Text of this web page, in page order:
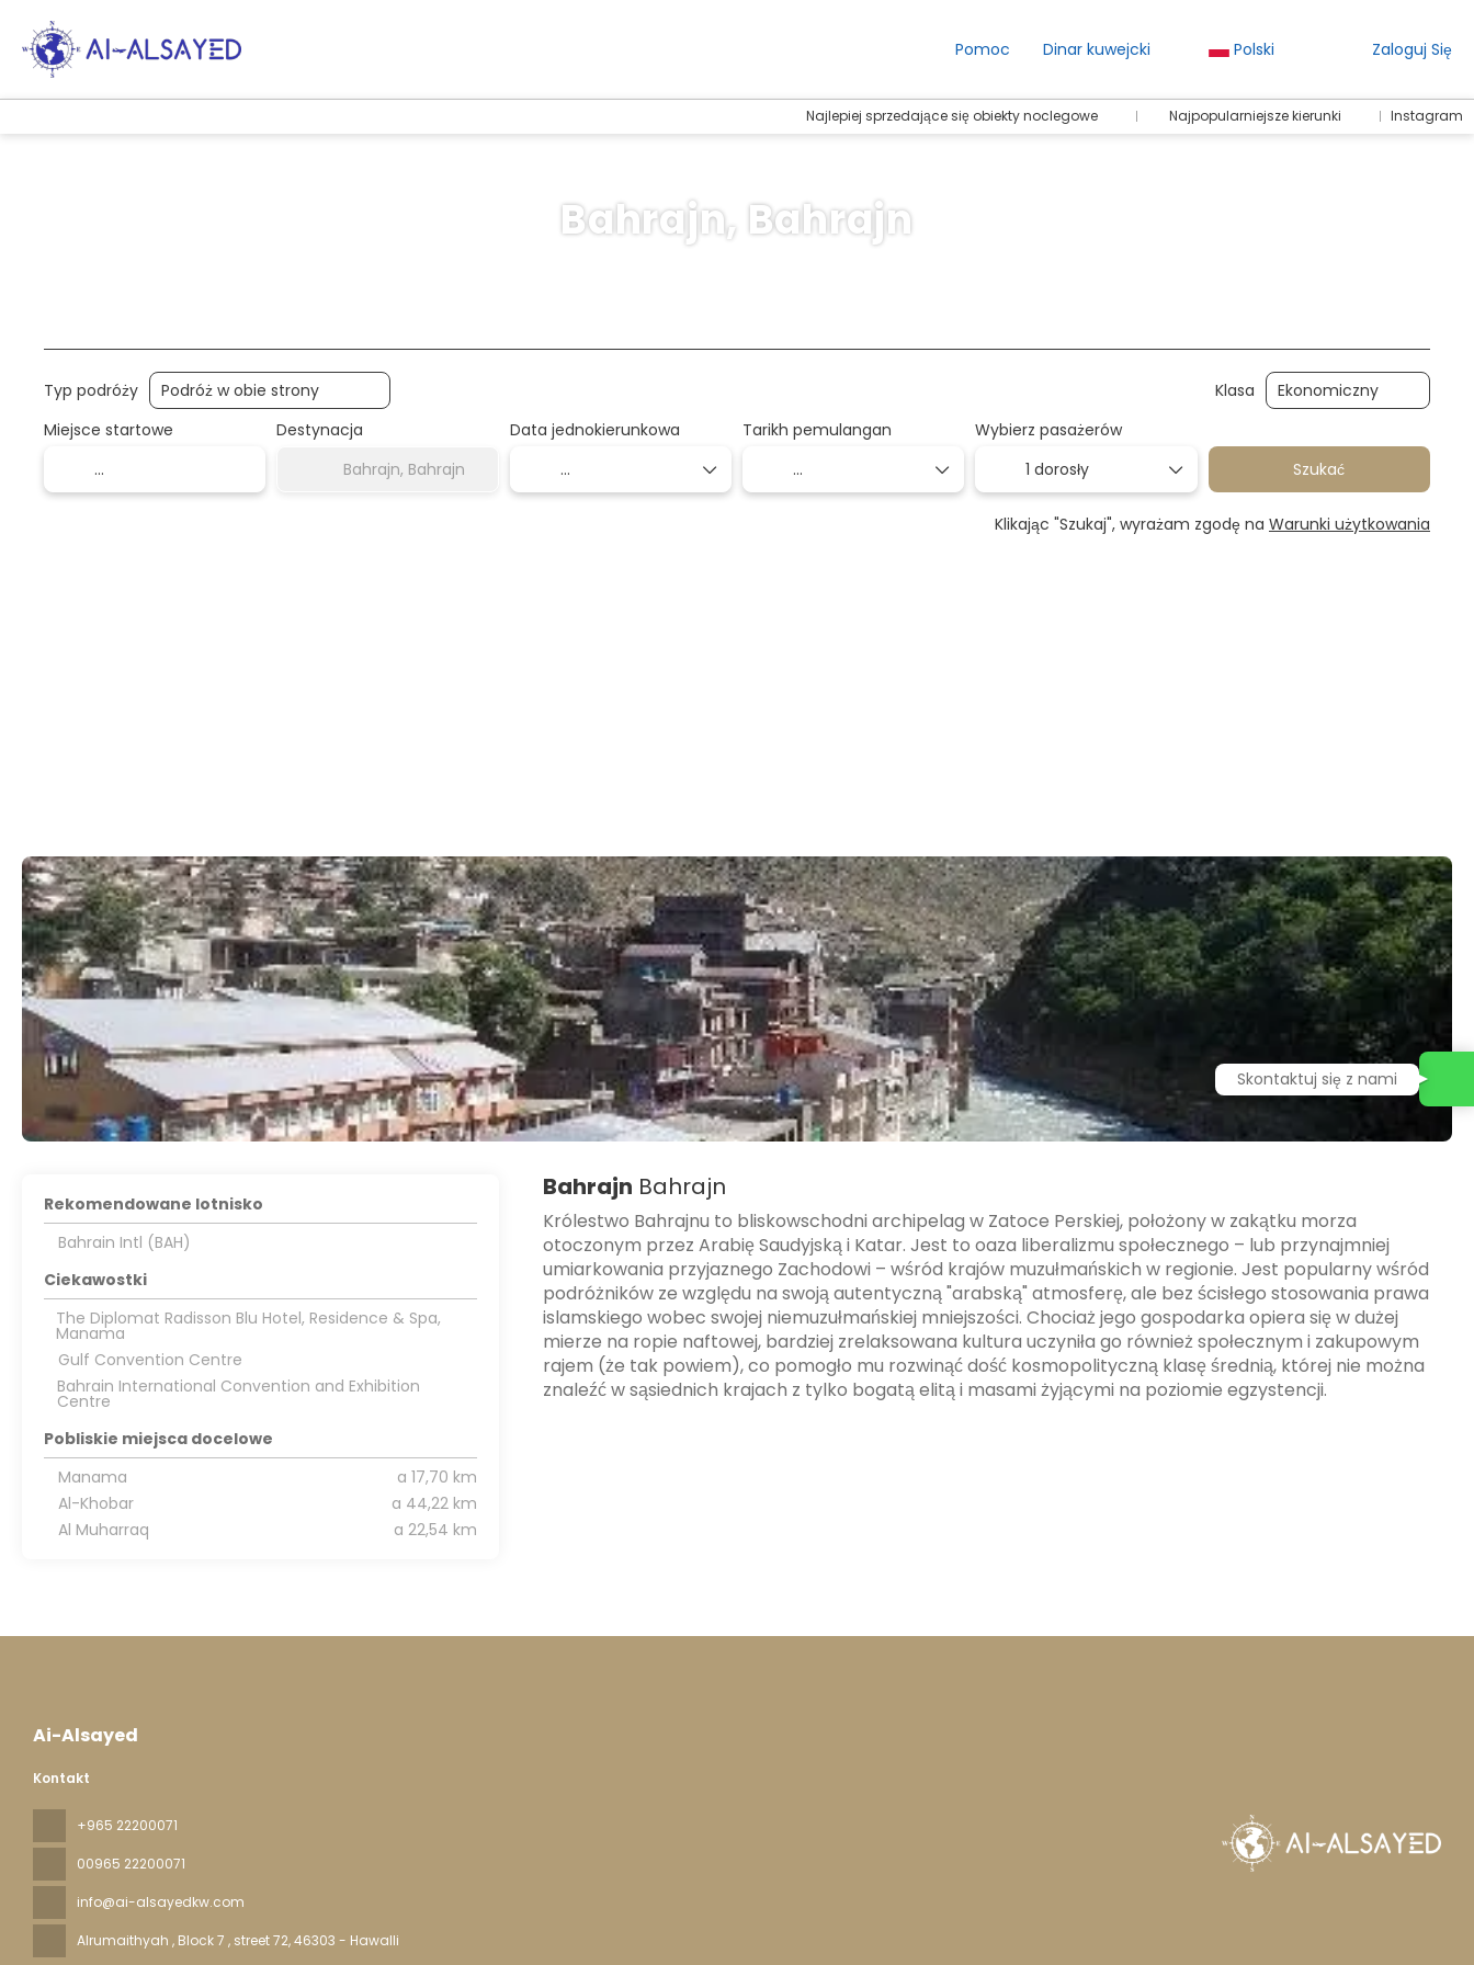
Pomoc Dinar kuwejcki Polski Zaloguj Się
Najlepiej sprzedające się obiekty noclegowe Najpopularniejsze kierunki Instagram
Bahrajn, Bahrajn
Typ podróży
Klasa
Miejsce startowe
Destynacja Data jednokierunkowa Tarikh pemulangan
Wybierz pasażerów
1 dorosły
Szukać
Klikając "Szukaj", wyrażam zgodę na Warunki użytkowania
Bahrajn Bahrajn
Królestwo Bahrajnu to bliskowschodni archipelag w Zatoce Perskiej, położony w zakątku morza
otoczonym przez Arabię Saudyjską i Katar. Jest to oaza liberalizmu społecznego – lub przynajmniej
umiarkowania przyjaznego Zachodowi – wśród krajów muzułmańskich w regionie. Jest popularny wśród
podróżników ze względu na swoją autentyczną "arabską" atmosferę, ale bez ścisłego stosowania prawa
islamskiego wobec swojej niemuzułmańskiej mniejszości. Chociaż jego gospodarka opiera się w dużej
mierze na ropie naftowej, bardziej zrelaksowana kultura uczyniła go również społecznym i zakupowym
rajem (że tak powiem), co pomogło mu rozwinąć dość kosmopolityczną klasę średnią, której nie można
znaleźć w sąsiednich krajach z tylko bogatą elitą i masami żyjącymi na poziomie egzystencji.
Rekomendowane lotnisko
Bahrain Intl (BAH)
Ciekawostki
The Diplomat Radisson Blu Hotel, Residence & Spa,
Manama
Gulf Convention Centre
Bahrain International Convention and Exhibition
Centre
Pobliskie miejsca docelowe
Manama
a 17,70 km
Al-Khobar
a 44,22 km
Al Muharraq
a 22,54 km
Ai-Alsayed
Kontakt
+965 22200071
00965 22200071
info@ai-alsayedkw.com
Alrumaithyah , Block 7 , street 72, 46303 - Hawalli
Skontaktuj się z nami